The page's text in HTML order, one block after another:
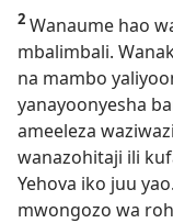
2 Wanaume hao
mbalimbali.
na mambo
yanayoonyesha
ameeleza
wanazohitaji ili
Yehova iko juu
mwongozo wa